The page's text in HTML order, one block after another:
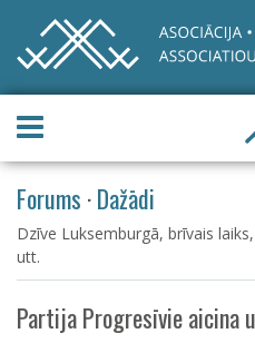
Forums ·Dažādi
Dzīve Luksemburgā, brīvais
utt.
Partija Progresīvie aicina